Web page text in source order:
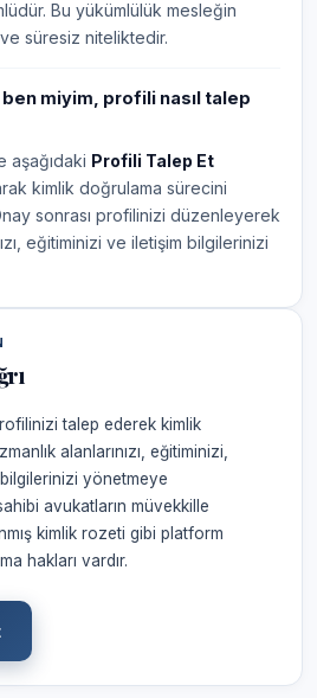
Bu yükümlülük mesleğin
süresiz niteliktedir.
miyim, profili nasıl talep
aşağıdaki Profili Talep Et
kimlik doğrulama sürecini
sonrası profilinizi düzenleyerek
eğitiminizi ve iletişim bilgilerinizi
talep ederek kimlik
alanlarınızı, eğitiminizi,
yönetmeye
avukatların müvekkille
kimlik rozeti gibi platform
hakları vardır.